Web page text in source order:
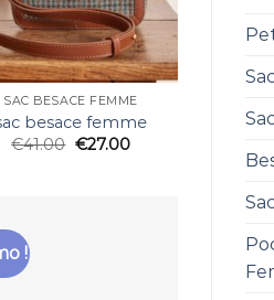
SAC BESACE FEMME
besace femme
€41.00 €27.00
!